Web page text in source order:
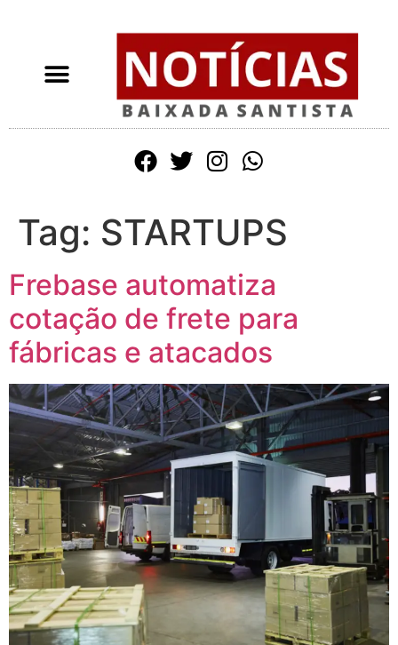
Tag: STARTUPS
Frebase automatiza
cotação de frete para
fábricas e atacados